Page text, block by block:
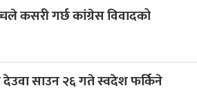
कसरी गर्छ कांग्रेस विवादको
देउवा साउन २६ गते स्वदेश फर्किने